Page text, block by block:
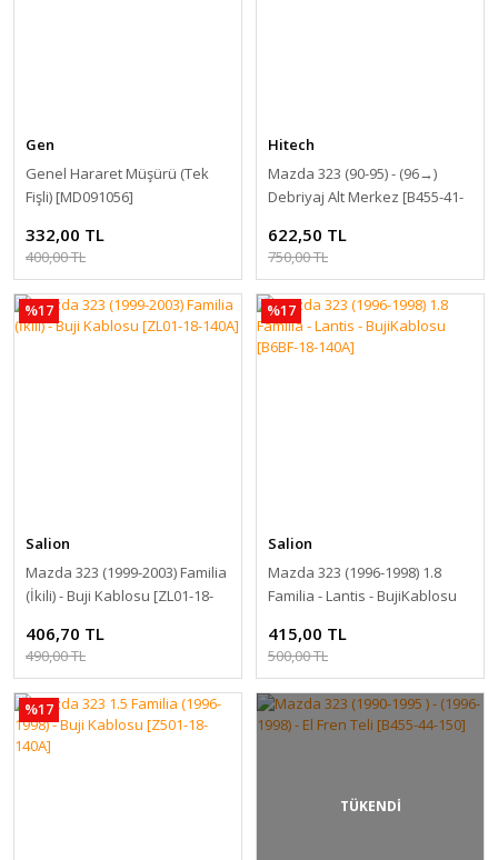
Gen
Genel Hararet Müşürü (Tek
Fişli) [MD091056]
332,00 TL
400,00 TL
Hitech
Mazda 323 (90-95) - (96→)
Debriyaj Alt Merkez [B455-41-
622,50 TL
750,00 TL
%17
Salion
Mazda 323 (1999-2003) Familia
(İkili) - Buji Kablosu [ZL01-18-
406,70 TL
490,00 TL
%17
Salion
Mazda 323 (1996-1998) 1.8
Familia - Lantis - BujiKablosu
415,00 TL
500,00 TL
%17
TÜKENDİ